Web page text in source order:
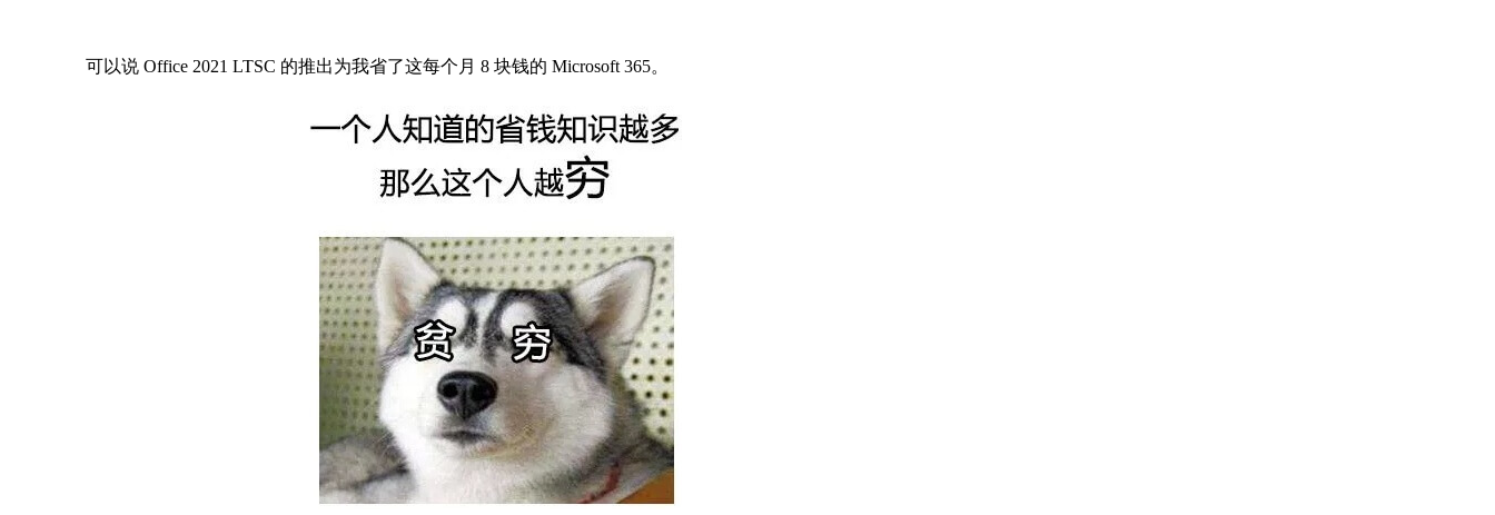
可以说 Office 2021 LTSC 的推出为我省了这每个月 8 块钱的 Microsoft 365。